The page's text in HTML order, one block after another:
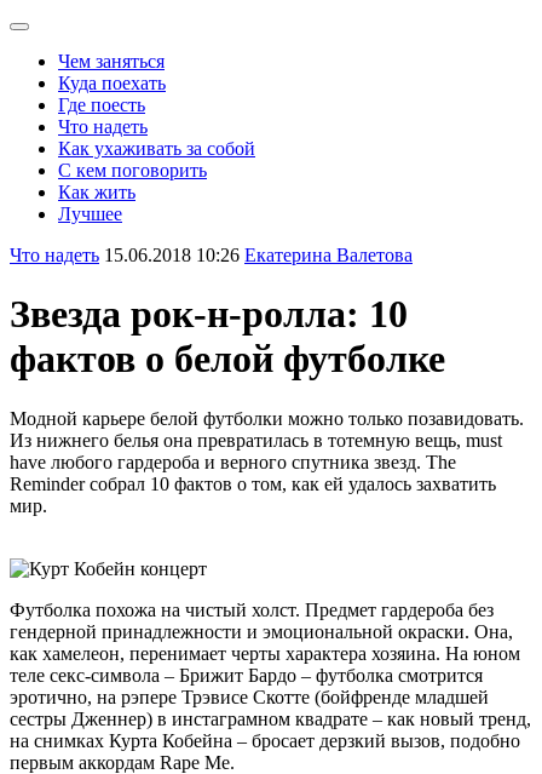
Чем заняться
Куда поехать
Где поесть
Что надеть
Как ухаживать за собой
С кем поговорить
Как жить
Лучшее
Что надеть 15.06.2018 10:26 Екатерина Валетова
Звезда рок-н-ролла: 10
фактов о белой футболке
Модной карьере белой футболки можно только позавидовать.
Из нижнего белья она превратилась в тотемную вещь, must
have любого гардероба и верного спутника звезд. The
Reminder собрал 10 фактов о том, как ей удалось захватить
мир.
Футболка похожа на чистый холст. Предмет гардероба без
гендерной принадлежности и эмоциональной окраски. Она,
как хамелеон, перенимает черты характера хозяина. На юном
теле секс-символа – Брижит Бардо – футболка смотрится
эротично, на рэпере Трэвисе Скотте (бойфренде младшей
сестры Дженнер) в инстаграмном квадрате – как новый тренд,
на снимках Курта Кобейна – бросает дерзкий вызов, подобно
первым аккордам Rape Me.